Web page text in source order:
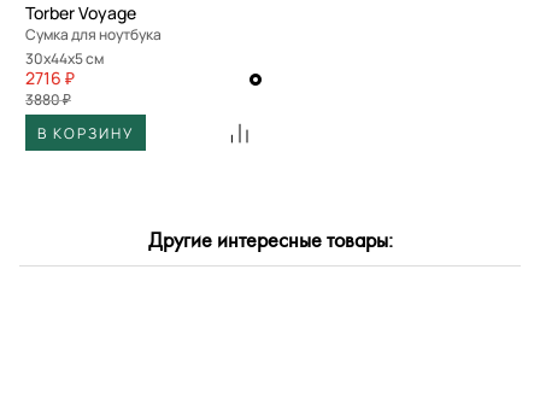
Torber Voyage
Сумка для ноутбука
30x44x5 см
2716 ₽
3880 ₽
В КОРЗИНУ
Другие интересные товары: